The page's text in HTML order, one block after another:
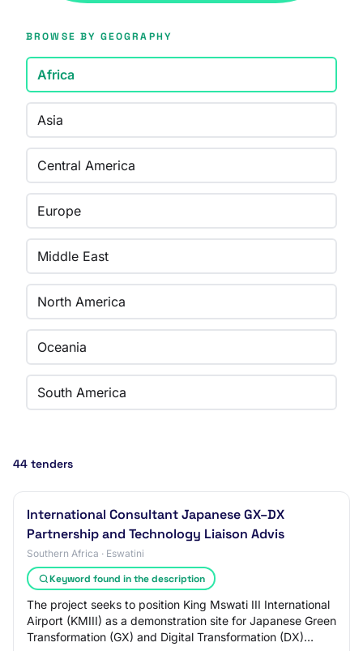
BROWSE BY GEOGRAPHY
Africa
Asia
Central America
Europe
Middle East
North America
Oceania
South America
44 tenders
International Consultant Japanese GX–DX
Partnership and Technology Liaison Advis
Southern Africa · Eswatini
Keyword found in the description
The project seeks to position King Mswati III International
Airport (KMIII) as a demonstration site for Japanese Green
Transformation (GX) and Digital Transformation (DX)